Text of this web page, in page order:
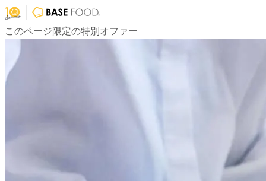
このページ限定の特別オファー